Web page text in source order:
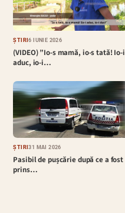
ȘTIRI6 IUNIE 2026
(VIDEO) ”Io-s mamă, io-s tată! Io-i
aduc, io-i…
ȘTIRI31 MAI 2026
Pasibil de pușcărie după ce a fost
prins…